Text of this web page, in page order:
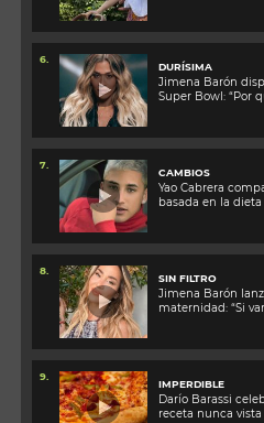
6.
DURÍSIMA
Jimena Barón
Super Bowl: “Por
7.
CAMBIOS
Yao Cabrera
basada en la dieta
8.
SIN FILTRO
Jimena Barón
maternidad: “Si
9.
IMPERDIBLE
Darío Barassi
receta nunca vista